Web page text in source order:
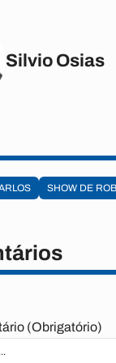
Silvio Osias
SHOW DE
(Obrigatório)